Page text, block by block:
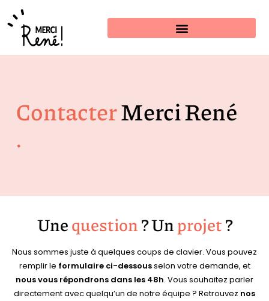
ContacterMerci René
.
Unequestion? Unprojet?
Nous sommes juste à quelques coups de clavier. Vous pouvez
remplir le formulaire ci-dessousselon votre demande, et
nous vous répondrons dans les 48h. Vous souhaitez parler
directement avec quelqu’un de notre équipe ? Retrouvez nos